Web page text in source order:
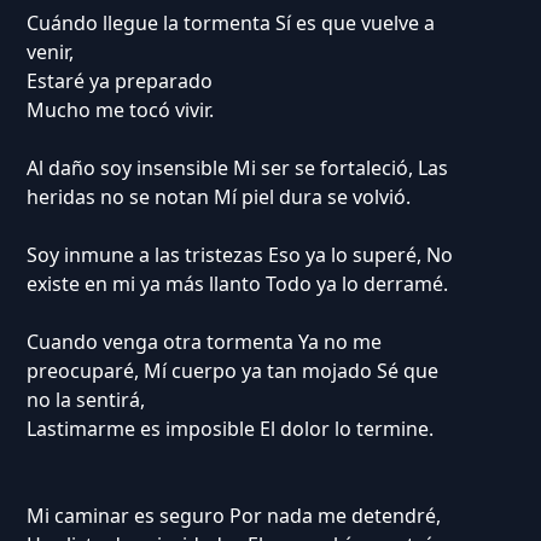
Cuándo llegue la tormenta Sí es que vuelve a
venir,
Estaré ya preparado
Mucho me tocó vivir.
Al daño soy insensible Mi ser se fortaleció, Las
heridas no se notan Mí piel dura se volvió.
Soy inmune a las tristezas Eso ya lo superé, No
existe en mi ya más llanto Todo ya lo derramé.
Cuando venga otra tormenta Ya no me
preocuparé, Mí cuerpo ya tan mojado Sé que
no la sentirá,
Lastimarme es imposible El dolor lo termine.
Mi caminar es seguro Por nada me detendré,